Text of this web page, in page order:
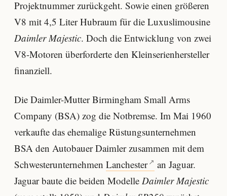
Projektnummer zurückgeht. Sowie einen größeren
V8 mit 4,5 Liter Hubraum für die Luxuslimousine
Daimler Majestic. Doch die Entwicklung von zwei
V8-Motoren überforderte den Kleinserienhersteller
finanziell.
Die Daimler-Mutter Birmingham Small Arms
Company (BSA) zog die Notbremse. Im Mai 1960
verkaufte das ehemalige Rüstungsunternehmen
BSA den Autobauer Daimler zusammen mit dem
Schwesterunternehmen Lanchester
an Jaguar.
Jaguar baute die beiden Modelle Daimler Majestic